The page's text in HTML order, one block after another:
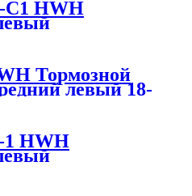
C1 HWH
кулак 698473:
1997-2001
Тормозной
левый 18-
Ram 2500
3500 2010-09,
09;Рам 2500
2018-11, 4000
1 HWH
кулак: Ford